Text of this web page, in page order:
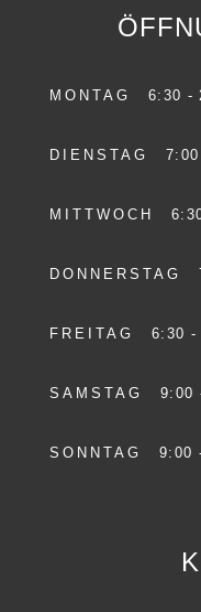
MONTAG 6:30 -
DIENSTAG
MITTWOCH
DONNERSTAG
FREITAG 6:30 -
SAMSTAG 9:00
SONNTAG 9:00